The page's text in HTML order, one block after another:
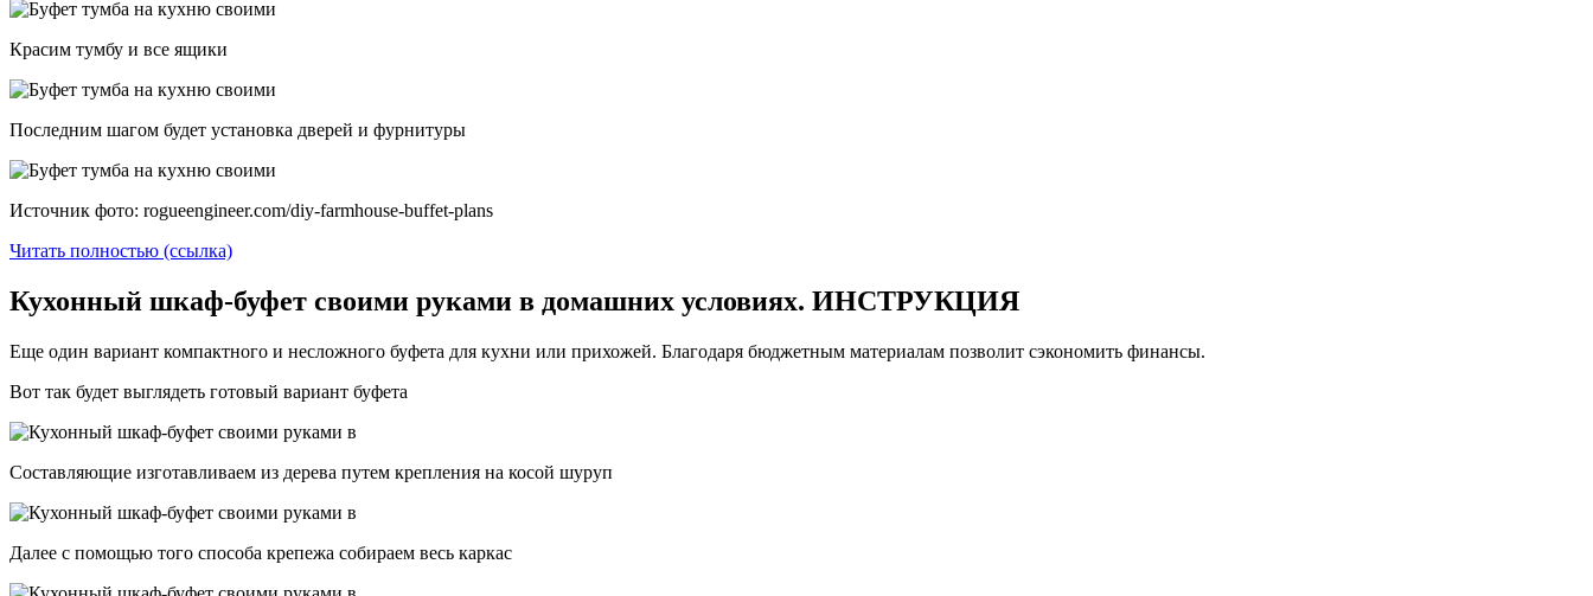
Красим тумбу и все ящики
Последним шагом будет установка дверей и фурнитуры
Источник фото: rogueengineer.com/diy-farmhouse-buffet-plans
Читать полностью (ссылка)
Кухонный шкаф-буфет своими руками в домашних условиях. ИНСТРУКЦИЯ
Еще один вариант компактного и несложного буфета для кухни или прихожей. Благодаря бюджетным материалам позволит сэкономить финансы.
Вот так будет выглядеть готовый вариант буфета
Составляющие изготавливаем из дерева путем крепления на косой шуруп
Далее с помощью того способа крепежа собираем весь каркас